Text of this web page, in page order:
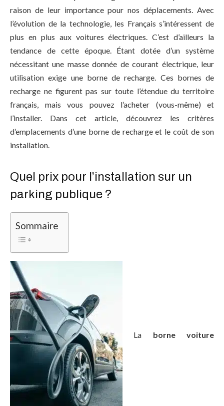
raison de leur importance pour nos déplacements. Avec
l’évolution de la technologie, les Français s’intéressent de
plus en plus aux voitures électriques. C’est d’ailleurs la
tendance de cette époque. Étant dotée d’un système
nécessitant une masse donnée de courant électrique, leur
utilisation exige une borne de recharge. Ces bornes de
recharge ne figurent pas sur toute l’étendue du territoire
français, mais vous pouvez l’acheter (vous-même) et
l’installer. Dans cet article, découvrez les critères
d’emplacements d’une borne de recharge et le coût de son
installation.
Quel prix pour l’installation sur un
parking publique ?
Sommaire
La borne voiture